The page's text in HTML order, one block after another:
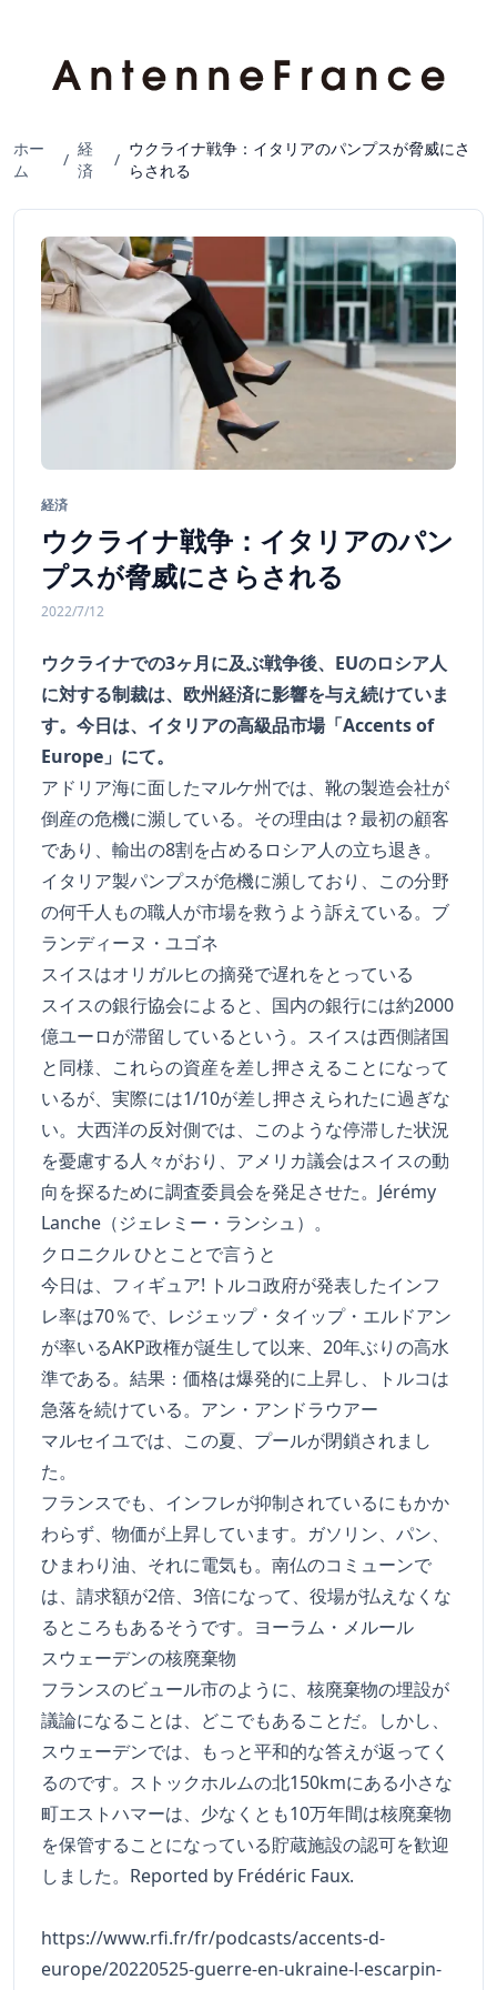
ホー
ム
/
経
済
/
ウクライナ戦争：イタリアのパンプスが脅威にさ
らされる
経済
ウクライナ戦争：イタリアのパン
プスが脅威にさらされる
2022/7/12
ウクライナでの3ヶ月に及ぶ戦争後、EUのロシア人
に対する制裁は、欧州経済に影響を与え続けていま
す。今日は、イタリアの高級品市場「Accents of
Europe」にて。
アドリア海に面したマルケ州では、靴の製造会社が
倒産の危機に瀕している。その理由は？最初の顧客
であり、輸出の8割を占めるロシア人の立ち退き。
イタリア製パンプスが危機に瀕しており、この分野
の何千人もの職人が市場を救うよう訴えている。ブ
ランディーヌ・ユゴネ
スイスはオリガルヒの摘発で遅れをとっている
スイスの銀行協会によると、国内の銀行には約2000
億ユーロが滞留しているという。スイスは西側諸国
と同様、これらの資産を差し押さえることになって
いるが、実際には1/10が差し押さえられたに過ぎな
い。大西洋の反対側では、このような停滞した状況
を憂慮する人々がおり、アメリカ議会はスイスの動
向を探るために調査委員会を発足させた。Jérémy
Lanche（ジェレミー・ランシュ）。
クロニクル ひとことで言うと
今日は、フィギュア! トルコ政府が発表したインフ
レ率は70％で、レジェップ・タイップ・エルドアン
が率いるAKP政権が誕生して以来、20年ぶりの高水
準である。結果：価格は爆発的に上昇し、トルコは
急落を続けている。アン・アンドラウアー
マルセイユでは、この夏、プールが閉鎖されまし
た。
フランスでも、インフレが抑制されているにもかか
わらず、物価が上昇しています。ガソリン、パン、
ひまわり油、それに電気も。南仏のコミューンで
は、請求額が2倍、3倍になって、役場が払えなくな
るところもあるそうです。ヨーラム・メルール
スウェーデンの核廃棄物
フランスのビュール市のように、核廃棄物の埋設が
議論になることは、どこでもあることだ。しかし、
スウェーデンでは、もっと平和的な答えが返ってく
るのです。ストックホルムの北150kmにある小さな
町エストハマーは、少なくとも10万年間は核廃棄物
を保管することになっている貯蔵施設の認可を歓迎
しました。Reported by Frédéric Faux.
https://www.rfi.fr/fr/podcasts/accents-d-
europe/20220525-guerre-en-ukraine-l-escarpin-